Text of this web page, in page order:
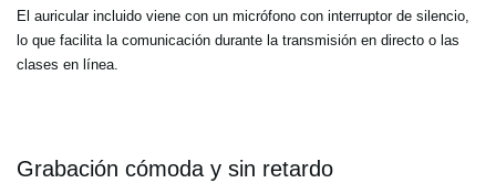
El auricular incluido viene con un micrófono con interruptor de silencio,
lo que facilita la comunicación durante la transmisión en directo o las
clases en línea.
Grabación cómoda y sin retardo